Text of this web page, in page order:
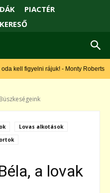
PIACTÉR
kell figyelni rájuk! - Monty Roberts
Büszkeségeink
Lovas alkotások
a lovak